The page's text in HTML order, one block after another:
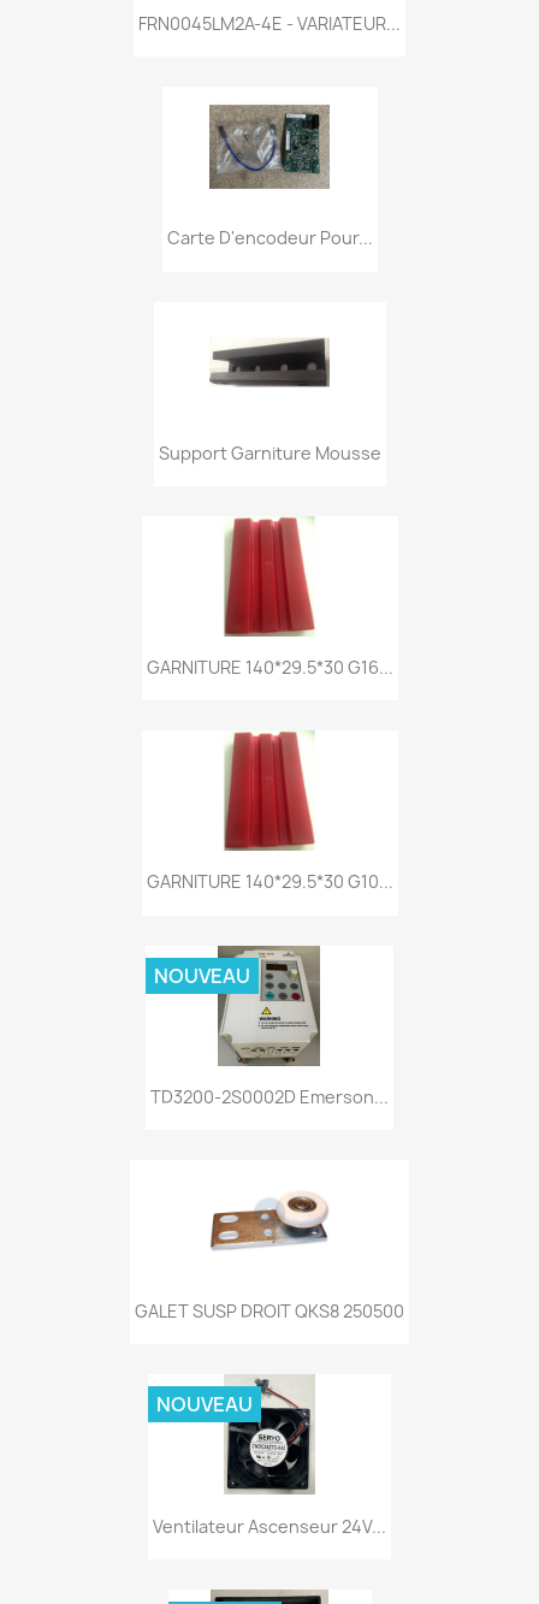
FRN0045LM2A-4E - VARIATEUR...
Carte D'encodeur Pour...
Support Garniture Mousse
GARNITURE 140*29.5*30 G16...
GARNITURE 140*29.5*30 G10...
TD3200-2S0002D Emerson...
NOUVEAU
GALET SUSP DROIT QKS8 250500
Ventilateur Ascenseur 24V...
NOUVEAU